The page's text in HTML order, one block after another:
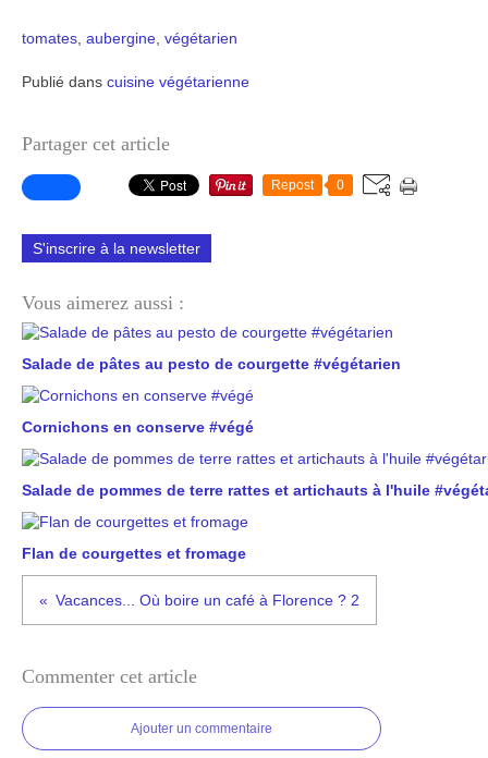
tomates aubergine végétarien
Publié dans cuisine végétarienne
Partager cet article
Repost 0
S'inscrire à la newsletter
Vous aimerez aussi :
Salade de pâtes au pesto de courgette #végétarien
Cornichons en conserve #végé
Salade de pommes de terre rattes et artichauts à l'huile
Flan de courgettes et fromage
Vacances... Où boire un café à Florence ? 2
Commenter cet article
Ajouter un commentaire